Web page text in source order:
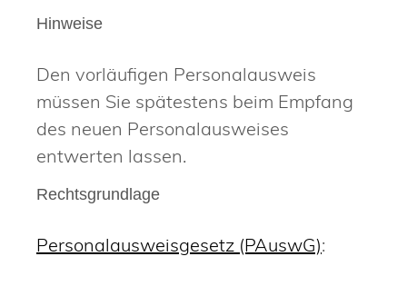
Hinweise
Den vorläufigen Personalausweis
müssen Sie spätestens beim Empfang
des neuen Personalausweises
entwerten lassen.
Rechtsgrundlage
Personalausweisgesetz (PAuswG):